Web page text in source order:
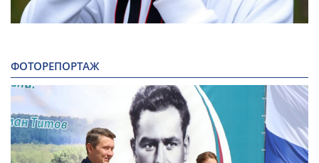
ФОТОРЕПОРТАЖ